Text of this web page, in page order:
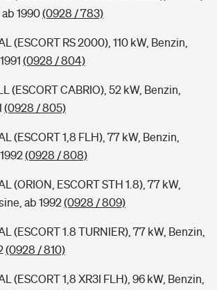
1990(0928 / 783)
(ESCORT RS 2000), 110 kW, Benzin,
(0928 / 804)
(ESCORT CABRIO), 52 kW, Benzin,
(0928 / 805)
(ESCORT 1,8 FLH), 77 kW, Benzin,
(0928 / 808)
(ORION, ESCORT STH 1.8), 77 kW,
ab 1992(0928 / 809)
(ESCORT 1.8 TURNIER), 77 kW, Benzin,
(0928 / 810)
(ESCORT 1,8 XR3I FLH), 96 kW, Benzin,